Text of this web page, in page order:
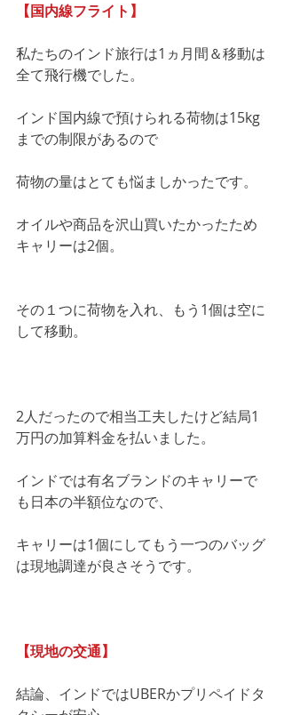
【国内線フライト】
私たちのインド旅行は1ヵ月間＆移動は
全て飛行機でした。
インド国内線で預けられる荷物は15kg
までの制限があるので
荷物の量はとても悩ましかったです。
オイルや商品を沢山買いたかったため
キャリーは2個。
その１つに荷物を入れ、もう1個は空に
して移動。
2人だったので相当工夫したけど結局1
万円の加算料金を払いました。
インドでは有名ブランドのキャリーで
も日本の半額位なので、
キャリーは1個にしてもう一つのバッグ
は現地調達が良さそうです。
【現地の交通】
結論、インドではUBERかプリペイドタ